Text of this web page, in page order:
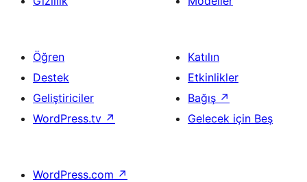
Öğren
Destek
Geliştiriciler
WordPress.tv ↗
Katılın
Etkinlikler
Bağış ↗
Gelecek için Beş
WordPress.com ↗